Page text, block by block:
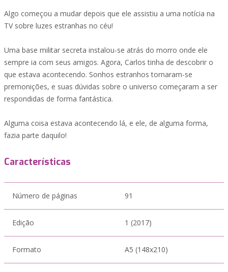
Algo começou a mudar depois que ele assistiu a uma notícia na
TV sobre luzes estranhas no céu!
Uma base militar secreta instalou-se atrás do morro onde ele
sempre ia com seus amigos. Agora, Carlos tinha de descobrir o
que estava acontecendo. Sonhos estranhos tornaram-se
premonições, e suas dúvidas sobre o universo começaram a ser
respondidas de forma fantástica.
Alguma coisa estava acontecendo lá, e ele, de alguma forma,
fazia parte daquilo!
Características
Número de páginas 91
Edição 1 (2017)
Formato A5 (148x210)